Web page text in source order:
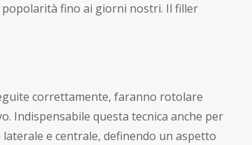
popolarità fino ai giorni nostri. Il filler
correttamente, faranno rotolare
Indispensabile questa tecnica anche per
laterale e centrale, definendo un aspetto